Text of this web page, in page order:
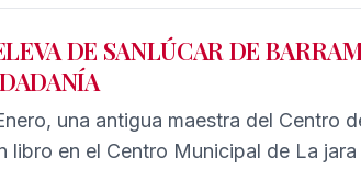
DE SANLÚCAR DE
una antigua maestra del Centro
libro en el Centro Municipal de La